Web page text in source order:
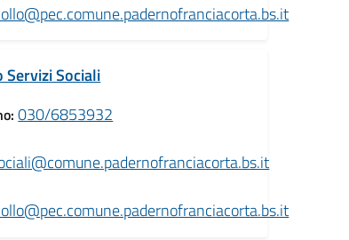
Servizi Sociali
030/6853932